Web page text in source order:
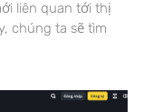
liên quan tới thị
chúng ta sẽ tìm